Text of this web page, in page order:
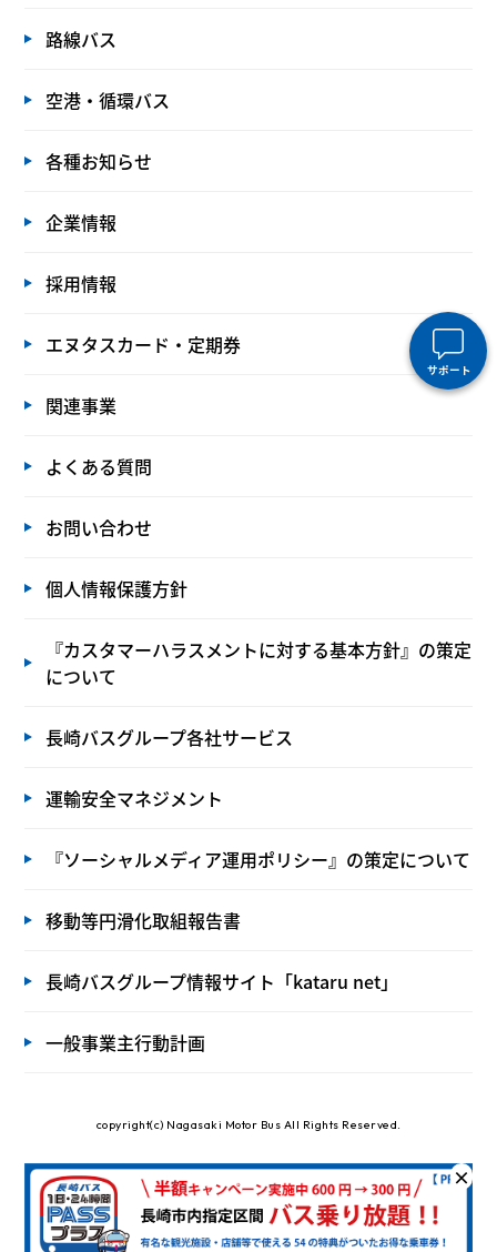
サポート
×
路線バス
空港・循環バス
各種お知らせ
企業情報
採用情報
エヌタスカード・定期券
関連事業
よくある質問
お問い合わせ
個人情報保護方針
『カスタマーハラスメントに対する基本方針』の策定
について
長崎バスグループ各社サービス
運輸安全マネジメント
『ソーシャルメディア運用ポリシー』の策定について
移動等円滑化取組報告書
長崎バスグループ情報サイト「kataru net」
一般事業主行動計画
copyright(c) Nagasaki Motor Bus All Rights Reserved.